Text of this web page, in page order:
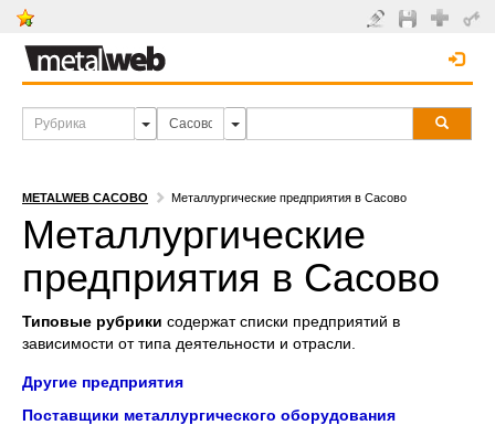
METALWEB САСОВО Металлургические предприятия в Сасово
Металлургические
предприятия в Сасово
Типовые рубрики содержат списки предприятий в
зависимости от типа деятельности и отрасли.
Другие предприятия
Поставщики металлургического оборудования